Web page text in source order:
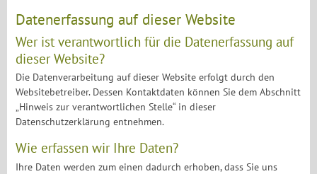
Datenerfassung auf dieser Website
Wer ist verantwortlich für die Datenerfassung auf
dieser Website?
Die Datenverarbeitung auf dieser Website erfolgt durch den
Websitebetreiber. Dessen Kontaktdaten können Sie dem Abschnitt
„Hinweis zur verantwortlichen Stelle“ in dieser
Datenschutzerklärung entnehmen.
Wie erfassen wir Ihre Daten?
Ihre Daten werden zum einen dadurch erhoben, dass Sie uns